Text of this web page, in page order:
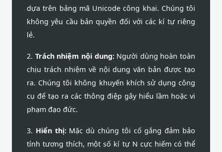
dựa trên bảng mã Unicode công khai. Chúng tôi
không yêu cầu bản quyền đối với các kí tự riêng
lẻ.
2. Trách nhiệm nội dung:Người dùng hoàn toàn
chịu trách nhiệm về nội dung văn bản được tạo
ra. Chúng tôi không khuyến khích sử dụng công
cụ để tạo ra các thông điệp gây hiểu lầm hoặc vi
phạm đạo đức.
3. Hiển thị:Mặc dù chúng tôi cố gắng đảm bảo
tính tương thích, một số kí tự N cực hiếm có thể